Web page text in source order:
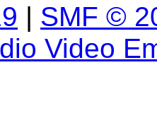
| SMF ©
Video